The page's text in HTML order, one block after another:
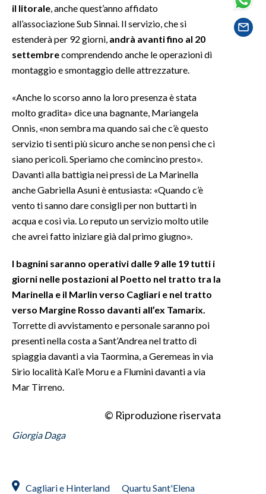
SARDI NEL MONDO
NOTIZIE
EVENTI
3 MINUTI CON
INSULARITÀ
INFO AZIENDE
ABBONATI
ANNUNCI
NECROLOGI
SPIAGGE
STORE
il litorale , anche quest’anno affidato
all’associazione Sub Sinnai. Il servizio, che si
estenderà per 92 giorni, andrà avanti fino al 20
settembrecomprendendo anche le operazioni di
montaggio e smontaggio delle attrezzature.
«Anche lo scorso anno la loro presenza è stata
molto gradita» dice una bagnante, Mariangela
Onnis, «non sembra ma quando sai che c’è questo
servizio ti senti più sicuro anche se non pensi che ci
siano pericoli. Speriamo che comincino presto».
Davanti alla battigia nei pressi de La Marinella
anche Gabriella Asuni è entusiasta: «Quando c’è
vento ti sanno dare consigli per non buttarti in
acqua e così via. Lo reputo un servizio molto utile
che avrei fatto iniziare già dal primo giugno».
I bagnini saranno operativi dalle 9 alle 19 tutti i
giorni nelle postazioni al Poetto nel tratto tra la
Marinella e il Marlin verso Cagliari e nel tratto
verso Margine Rosso davanti all’ex Tamarix.
Torrette di avvistamento e personale saranno poi
presenti nella costa a Sant’Andrea nel tratto di
spiaggia davanti a via Taormina, a Geremeas in via
Sirio località Kal’e Moru e a Flumini davanti a via
Mar Tirreno.
© Riproduzione riservata
Giorgia Daga
Cagliari e Hinterland Quartu Sant'Elena